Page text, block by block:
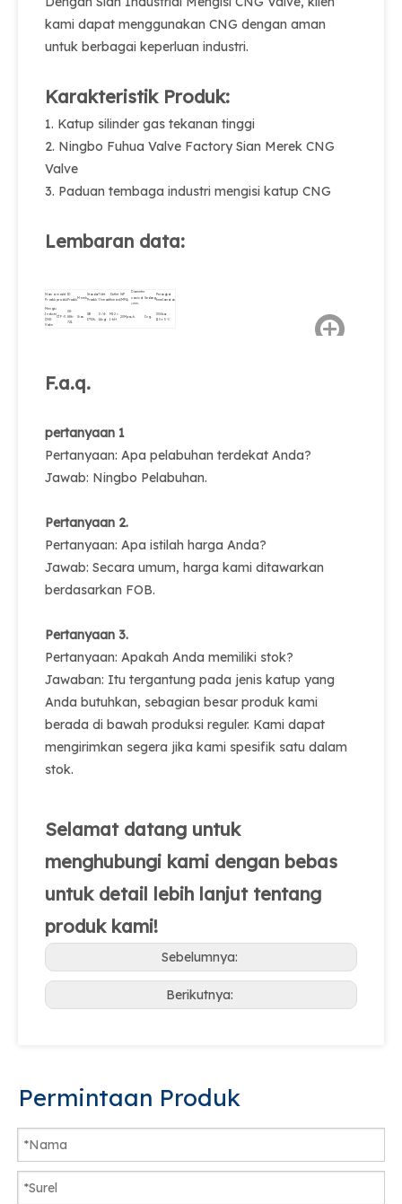
kami dapat menggunakan CNG dengan aman
untuk berbagai keperluan industri.
Karakteristik Produk:
1. Katup silinder gas tekanan tinggi
2. Ningbo Fuhua Valve Factory Sian Merek CNG
Valve
3. Paduan tembaga industri mengisi katup CNG
Lembaran data:
Nama
Produk
model
produk
ID
Produk
Merek
Standar
Produk
Thlet
Thread.
Outlet
thread.
WP
(MPA)
Diameter
nominal
φmm.
Sedang
Perangkat
keselamatan.
Mengisi
Industri
CNG
Valve
CTF-3.
08-
886-
721.
Sian.
17926.
3 / 4-
14ngt.
M12 ×
1-6H
20Mpa. φ6. Cng.
300bar
110 ± 5 ℃
F.a.q.
pertanyaan 1
Pertanyaan: Apa pelabuhan terdekat Anda?
Jawab: Ningbo Pelabuhan.
Pertanyaan 2.
Pertanyaan: Apa istilah harga Anda?
Jawab: Secara umum, harga kami ditawarkan
berdasarkan FOB.
Pertanyaan 3.
Pertanyaan: Apakah Anda memiliki stok?
Jawaban: Itu tergantung pada jenis katup yang
Anda butuhkan, sebagian besar produk kami
berada di bawah produksi reguler. Kami dapat
mengirimkan segera jika kami spesifik satu dalam
stok.
Selamat datang untuk
menghubungi kami dengan bebas
untuk detail lebih lanjut tentang
produk kami!
Sebelumnya:
Berikutnya:
Permintaan Produk